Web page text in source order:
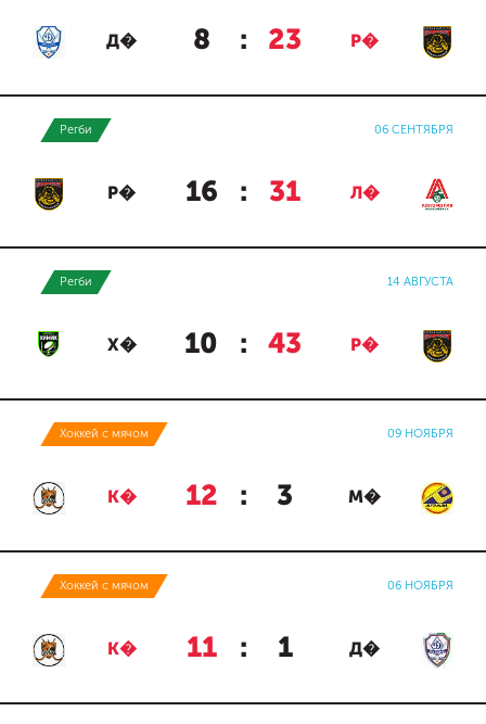
Д� 8 : 23 Р�
Регби 06 СЕНТЯБРЯ
Р� 16 : 31 Л�
Регби 14 АВГУСТА
Х� 10 : 43 Р�
Хоккей с мячом 09 НОЯБРЯ
К� 12 : 3 М�
Хоккей с мячом 06 НОЯБРЯ
К� 11 : 1 Д�